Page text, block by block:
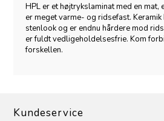
HPL er et højtrykslaminat med en
er meget varme- og ridsefast.
stenlook og er endnu hårdere mod
er fuldt vedligeholdelsesfrie. Kom
forskellen.
Kundeservice